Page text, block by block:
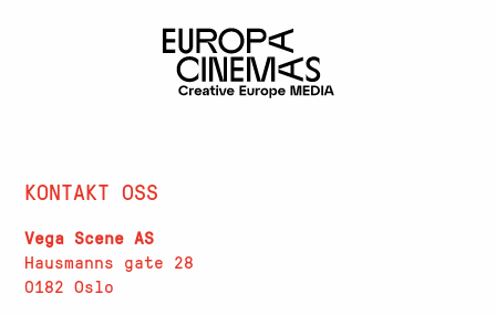
KONTAKT OSS
Vega Scene AS
Hausmanns gate 28
0182 Oslo